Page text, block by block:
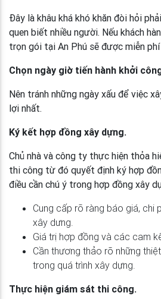
Đây là khâu khá khó khăn đòi hỏi
quen biết nhiều người. Nếu khách
trọn gói tại An Phú sẽ được miễn
Chọn ngày giờ tiến hành khởi
Nên tránh những ngày xấu để việc
lợi nhất.
Ký kết hợp đồng xây dựng.
Chủ nhà và công ty thực hiện thỏa
thi công từ đó quyết định ký hợp
điều cần chú ý trong hợp đồng xây
Cung cấp rõ ràng báo giá, chi
xây dưng.
Giá trị hợp đồng và các cam
Cần thương thảo rõ những
trong quá trình xây dựng.
Thực hiện giám sát thi công.